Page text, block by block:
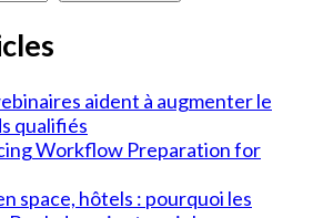
aident à augmenter le
qualifiés
Workflow Preparation for
space, hôtels : pourquoi les